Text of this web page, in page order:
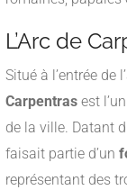
L’Arc de
Situé à l’entrée de
Carpentras est
de la ville. Datant
faisait partie d’un
représentant des